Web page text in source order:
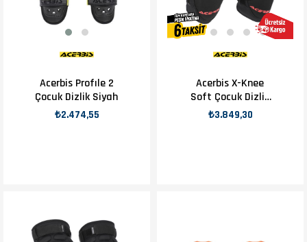
Acerbis Profıle 2
Çocuk Dizlik Siyah
₺2.474,55
Acerbis X-Knee
Soft Çocuk Dizlik
Siyah Kırmızı
₺3.849,30